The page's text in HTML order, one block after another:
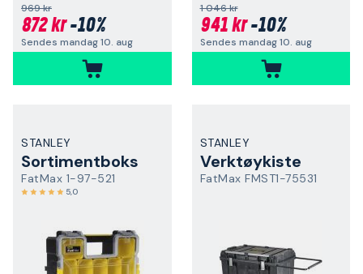
969 kr
872 kr-10%
Sendes mandag 10. aug
1 046 kr
941 kr-10%
Sendes mandag 10. aug
STANLEY
Sortimentboks
FatMax 1-97-521
5,0
STANLEY
Verktøykiste
FatMax FMST1-75531